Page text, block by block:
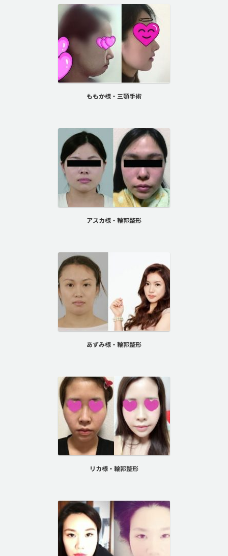
ももか様・三顎手術
アスカ様・輪郭整形
あずみ様・輪郭整形
リカ様・輪郭整形